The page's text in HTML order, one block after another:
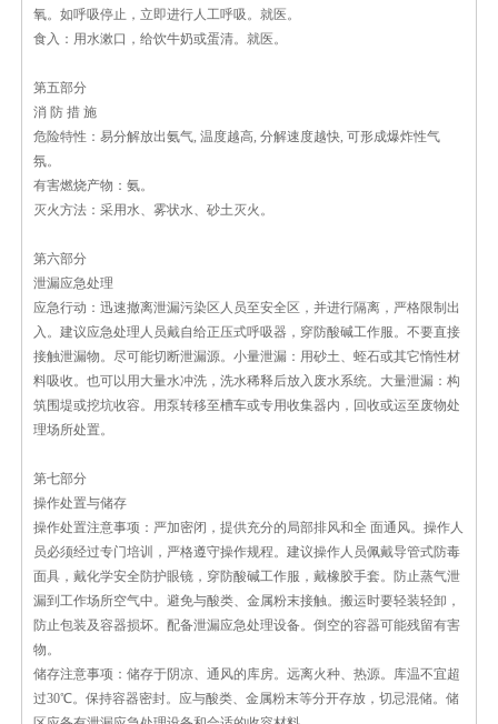
氧。如呼吸停止，立即进行人工呼吸。就医。
食入：用水漱口，给饮牛奶或蛋清。就医。
第五部分
消 防 措 施
危险特性：易分解放出氨气, 温度越高, 分解速度越快, 可形成爆炸性气
氛。
有害燃烧产物：氨。
灭火方法：采用水、雾状水、砂土灭火。
第六部分
泄漏应急处理
应急行动：迅速撤离泄漏污染区人员至安全区，并进行隔离，严格限制出
入。建议应急处理人员戴自给正压式呼吸器，穿防酸碱工作服。不要直接
接触泄漏物。尽可能切断泄漏源。小量泄漏：用砂土、蛭石或其它惰性材
料吸收。也可以用大量水冲洗，洗水稀释后放入废水系统。大量泄漏：构
筑围堤或挖坑收容。用泵转移至槽车或专用收集器内，回收或运至废物处
理场所处置。
第七部分
操作处置与储存
操作处置注意事项：严加密闭，提供充分的局部排风和全 面通风。操作人
员必须经过专门培训，严格遵守操作规程。建议操作人员佩戴导管式防毒
面具，戴化学安全防护眼镜，穿防酸碱工作服，戴橡胶手套。防止蒸气泄
漏到工作场所空气中。避免与酸类、金属粉末接触。搬运时要轻装轻卸，
防止包装及容器损坏。配备泄漏应急处理设备。倒空的容器可能残留有害
物。
储存注意事项：储存于阴凉、通风的库房。远离火种、热源。库温不宜超
过30℃。保持容器密封。应与酸类、金属粉末等分开存放，切忌混储。储